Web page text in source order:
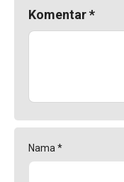
Komentar*
Nama*